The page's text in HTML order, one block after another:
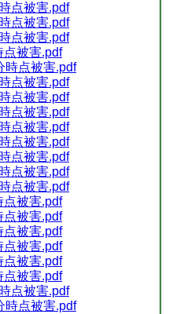
点被害.pdf
点被害.pdf
点被害.pdf
点被害.pdf
時点被害.pdf
点被害.pdf
点被害.pdf
点被害.pdf
点被害.pdf
点被害.pdf
点被害.pdf
点被害.pdf
点被害.pdf
点被害.pdf
点被害.pdf
点被害.pdf
点被害.pdf
点被害.pdf
点被害.pdf
点被害.pdf
時点被害.pdf